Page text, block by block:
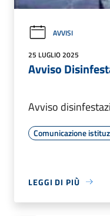
AVVISI
25 LUGLIO 2025
Avviso
Avviso
Comunicazione
LEGGI DI PIÙ